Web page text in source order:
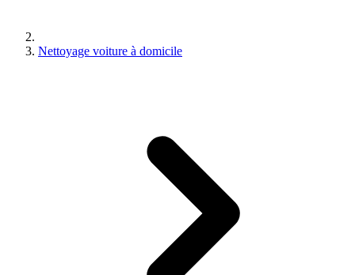
Nettoyage voiture à domicile